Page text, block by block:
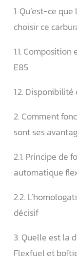
1. Qu’est-ce
choisir ce
1.1.
E85
1.2.
2. Comment
sont ses
2.1. Principe de
automatique
2.2.
décisif
3. Quelle est la
Flexfuel et